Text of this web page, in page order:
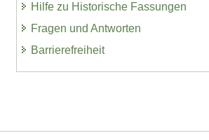
Hilfe zu Historische Fassungen
Fragen und Antworten
Barrierefreiheit